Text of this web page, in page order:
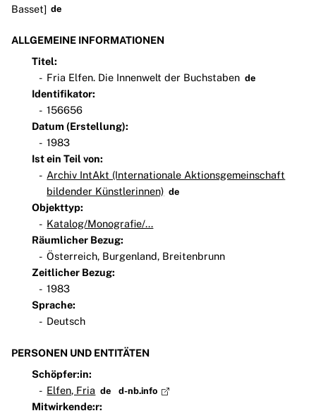
Basset] de
ALLGEMEINE INFORMATIONEN
Titel:
Fria Elfen. Die Innenwelt der Buchstaben de
Identifikator:
156656
Datum (Erstellung):
1983
Ist ein Teil von:
Archiv IntAkt (Internationale Aktionsgemeinschaft
bildender Künstlerinnen) de
Objekttyp:
Katalog/Monografie/...
Räumlicher Bezug:
Österreich, Burgenland, Breitenbrunn
Zeitlicher Bezug:
1983
Sprache:
Deutsch
PERSONEN UND ENTITÄTEN
Schöpfer:in:
Elfen, Fria de d-nb.info
Mitwirkende:r: